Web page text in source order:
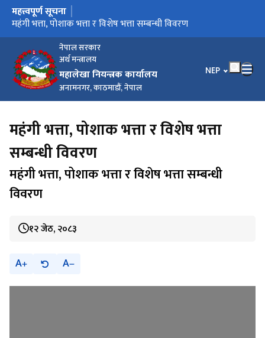
नेपाल सरकार
अर्थ मन्त्रालय
महालेखा नियन्त्रक कार्यालय
अनामनगर, काठमाडौं, नेपाल
भाषा चयन गर्नुहोस्
NEP
मुख्य नेभिगेसनमा जानुहोस्
महत्त्वपूर्ण सूचना
सुत्र प्रणाली सञ्चालन सम्बन्धी सूचना
तलब स्केल सम्बन्धी विवरण
महंगी भत्ता, पोशाक भत्ता र विशेष भत्ता सम्बन्धी विवरण
धरौटी तथा कार्य सञ्चालन कोष विविध खाताको रकम सदरस्याहा गर्ने
सम्बन्धी सूचना
e-Pension Verification User Manual
महंगी भत्ता, पोशाक भत्ता र विशेष भत्ता
सम्बन्धी विवरण
महंगी भत्ता, पोशाक भत्ता र विशेष भत्ता सम्बन्धी
विवरण
१२ जेठ, २०८३
A A